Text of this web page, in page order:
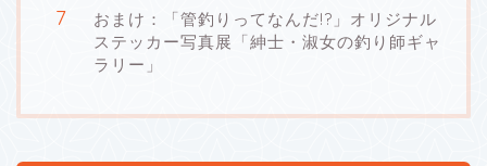
おまけ：「管釣りってなんだ!?」オリジナル
ステッカー写真展「紳士・淑女の釣り師ギャ
ラリー」